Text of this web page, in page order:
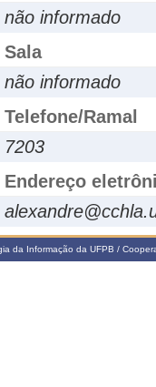
não informado
Sala
não informado
Telefone/Ramal
7203
Endereço
da Informação da UFPB /